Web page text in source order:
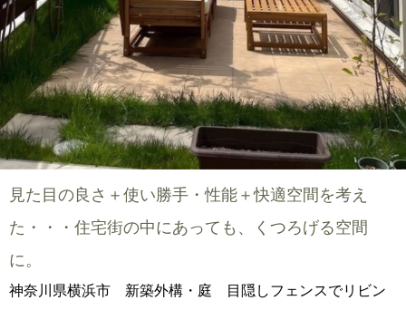
見た目の良さ＋使い勝手・性能＋快適空間を考え
た・・・住宅街の中にあっても、くつろげる空間
に。
神奈川県横浜市 新築外構・庭 目隠しフェンスでリビン